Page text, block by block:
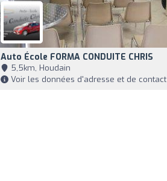
Auto École FORMA CONDUITE CHRIS
5,5km, Houdain
Voir les données d'adresse et de contact